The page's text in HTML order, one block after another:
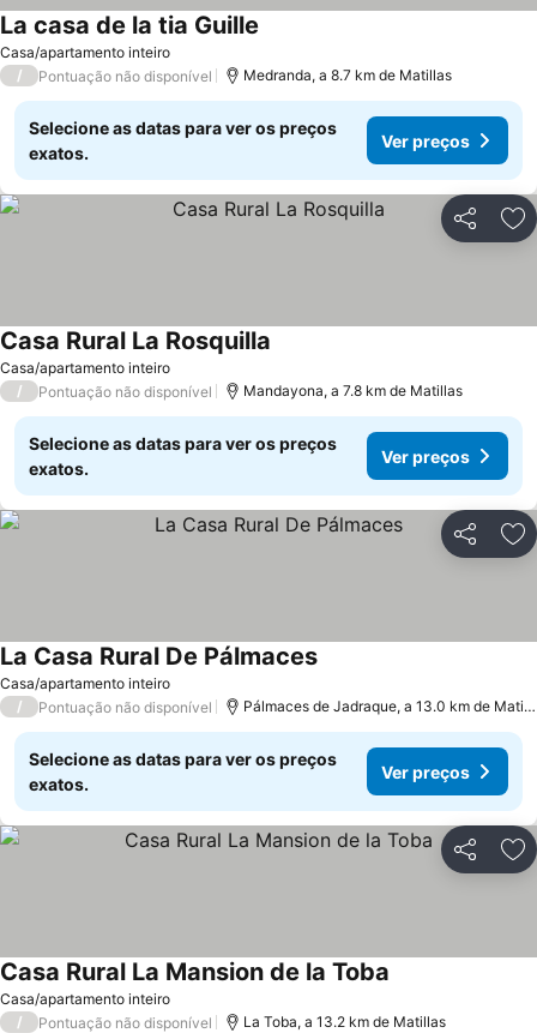
Casa/apartamento inteiro
La casa de la tia Guille
/ Pontuação não disponível Medranda, a 8.7 km de Matillas
Selecione as datas para ver os preços
exatos.
Ver preços
Partilhar
Casa/apartamento inteiro
Casa Rural La Rosquilla
/ Pontuação não disponível Mandayona, a 7.8 km de Matillas
Selecione as datas para ver os preços
exatos.
Ver preços
Partilhar
Casa/apartamento inteiro
La Casa Rural De Pálmaces
/ Pontuação não disponível Pálmaces de Jadraque, a 13.0 km de Matillas
Selecione as datas para ver os preços
exatos.
Ver preços
Partilhar
Casa/apartamento inteiro
Casa Rural La Mansion de la Toba
/ Pontuação não disponível La Toba, a 13.2 km de Matillas